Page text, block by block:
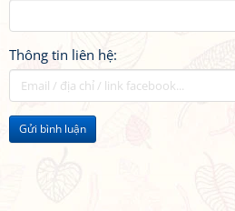
Thông tin liên hệ:
Gửi bình luận